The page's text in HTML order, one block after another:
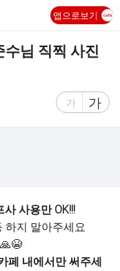
앱으로보기
님 직찍 사진
글
게
가
글
자
가
사용만 OK!!!
하지 말아주세요
페 내에서만 써주세